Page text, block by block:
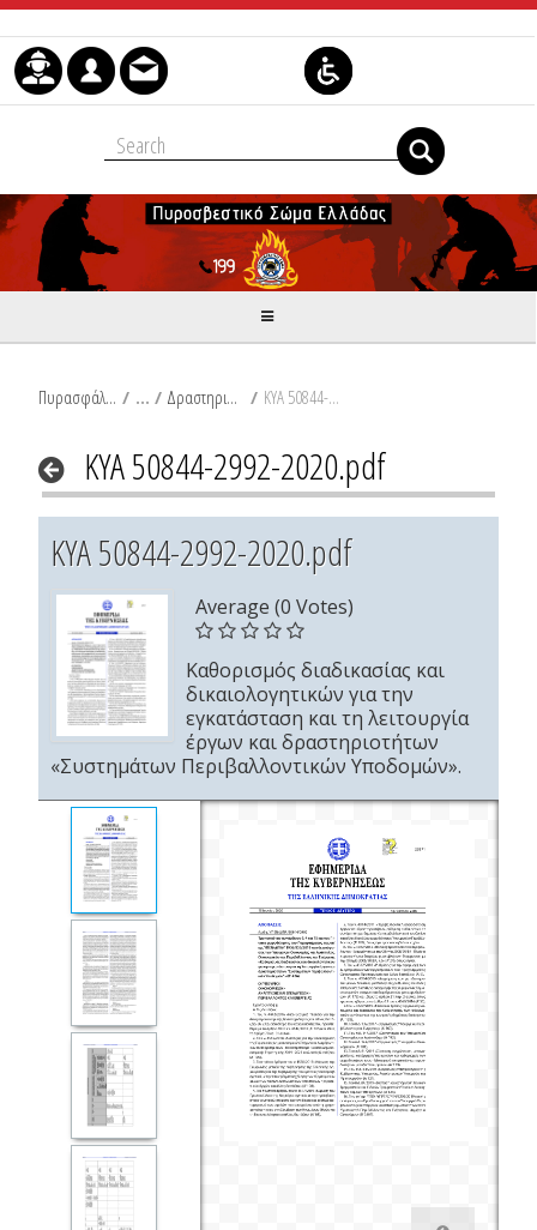
Skip to Content
Πυρασφάλεια / Δραστηριότητες Περιβαλλοντικών Υποδομών / ΚΥΑ 50844-2992-2020.pdf
ΚΥΑ 50844-2992-2020.pdf
ΚΥΑ 50844-2992-2020.pdf
Average (0 Votes)
Καθορισμός διαδικασίας και
δικαιολογητικών για την
εγκατάσταση και τη λειτουργία
έργων και δραστηριοτήτων
«Συστημάτων Περιβαλλοντικών Υποδομών».